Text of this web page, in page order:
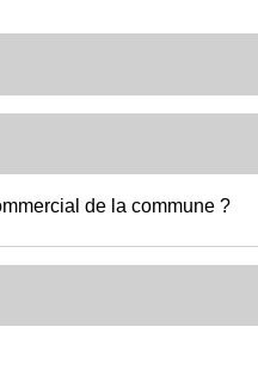
de la commune ?